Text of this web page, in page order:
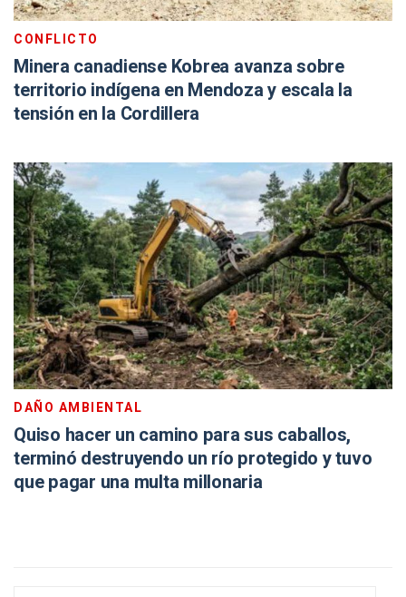
CONFLICTO
Minera canadiense Kobrea avanza sobre
territorio indígena en Mendoza y escala la
tensión en la Cordillera
DAÑO AMBIENTAL
Quiso hacer un camino para sus caballos,
terminó destruyendo un río protegido y tuvo
que pagar una multa millonaria